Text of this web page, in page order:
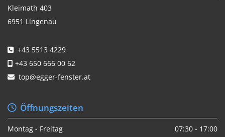
Kleimath 403
6951 Lingenau
 +43 5513 4229
 +43 650 666 00 62
 top@egger-fenster.at
Öffnungszeiten
Montag - Freitag
07:30 - 17:00